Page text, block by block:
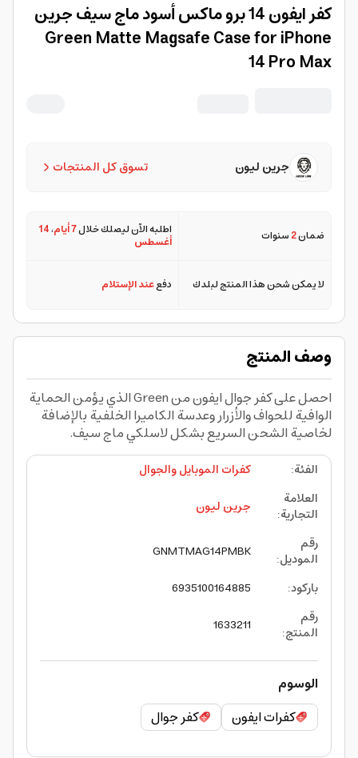
كفر ايفون 14 برو ماكس أسود ماج سيف جرين
Green Matte Magsafe Case for iPhone
14 Pro Max
تسوق كل المنتجات جرين ليون
ضمان2سنوات اطلبه الآن ليصلك خلال7 أيام ،14
أغسطس
لا يمكن شحن هذا المنتج لبلدك دفععند الإستلام
وصف المنتج
احصل على كفر جوال ايفون من Green الذي يؤمن الحماية
الوافية للحواف والأزرار وعدسة الكاميرا الخلفية بالإضافة
لخاصية الشحن السريع بشكل لاسلكي ماج سيف.
الفئة:
كفرات الموبايل والجوال
العلامة
التجارية:
جرين ليون
رقم
الموديل:
GNMTMAG14PMBK
باركود:
6935100164885
رقم
المنتج:
1633211
الوسوم
كفرات ايفون
كفر جوال